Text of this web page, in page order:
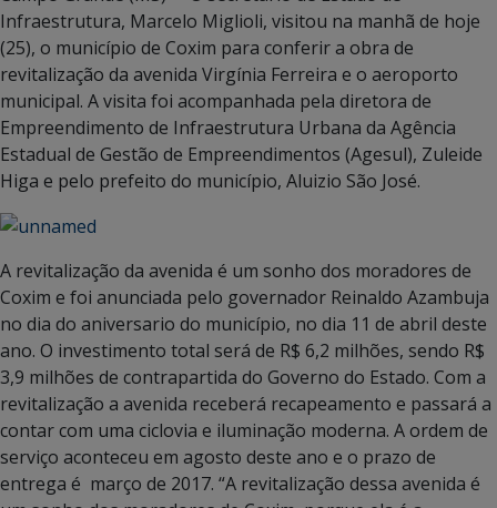
Infraestrutura, Marcelo Miglioli, visitou na manhã de hoje
(25), o município de Coxim para conferir a obra de
revitalização da avenida Virgínia Ferreira e o aeroporto
municipal. A visita foi acompanhada pela diretora de
Empreendimento de Infraestrutura Urbana da Agência
Estadual de Gestão de Empreendimentos (Agesul), Zuleide
Higa e pelo prefeito do município, Aluizio São José.
A revitalização da avenida é um sonho dos moradores de
Coxim e foi anunciada pelo governador Reinaldo Azambuja
no dia do aniversario do município, no dia 11 de abril deste
ano. O investimento total será de R$ 6,2 milhões, sendo R$
3,9 milhões de contrapartida do Governo do Estado. Com a
revitalização a avenida receberá recapeamento e passará a
contar com uma ciclovia e iluminação moderna. A ordem de
serviço aconteceu em agosto deste ano e o prazo de
entrega é março de 2017. “A revitalização dessa avenida é